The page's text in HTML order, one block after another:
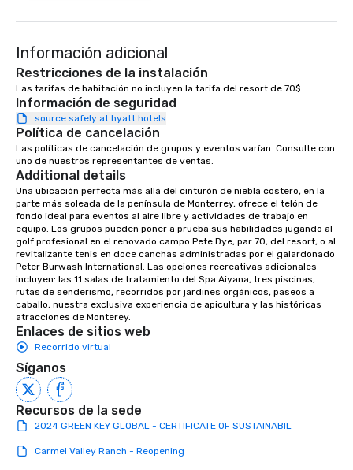
Información adicional
Restricciones de la instalación
Las tarifas de habitación no incluyen la tarifa del resort de 70$
Información de seguridad
source safely at hyatt hotels
Política de cancelación
Las políticas de cancelación de grupos y eventos varían. Consulte con
uno de nuestros representantes de ventas.
Additional details
Una ubicación perfecta más allá del cinturón de niebla costero, en la
parte más soleada de la península de Monterrey, ofrece el telón de
fondo ideal para eventos al aire libre y actividades de trabajo en
equipo. Los grupos pueden poner a prueba sus habilidades jugando al
golf profesional en el renovado campo Pete Dye, par 70, del resort, o al
revitalizante tenis en doce canchas administradas por el galardonado
Peter Burwash International. Las opciones recreativas adicionales
incluyen: las 11 salas de tratamiento del Spa Aiyana, tres piscinas,
rutas de senderismo, recorridos por jardines orgánicos, paseos a
caballo, nuestra exclusiva experiencia de apicultura y las históricas
atracciones de Monterey.
Enlaces de sitios web
Recorrido virtual
Síganos
Recursos de la sede
2024 GREEN KEY GLOBAL - CERTIFICATE OF SUSTAINABIL
Carmel Valley Ranch - Reopening